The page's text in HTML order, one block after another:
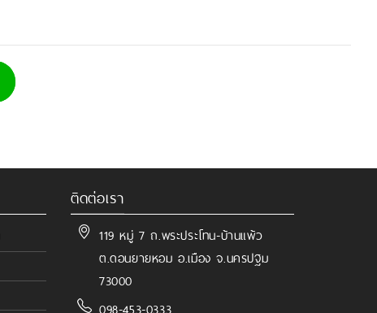
ติดต่อเรา
119 หมู่ 7 ถ.พระประโทน-บ้านแพ้ว
ต.ดอนยายหอม อ.เมือง จ.นครปฐม
73000